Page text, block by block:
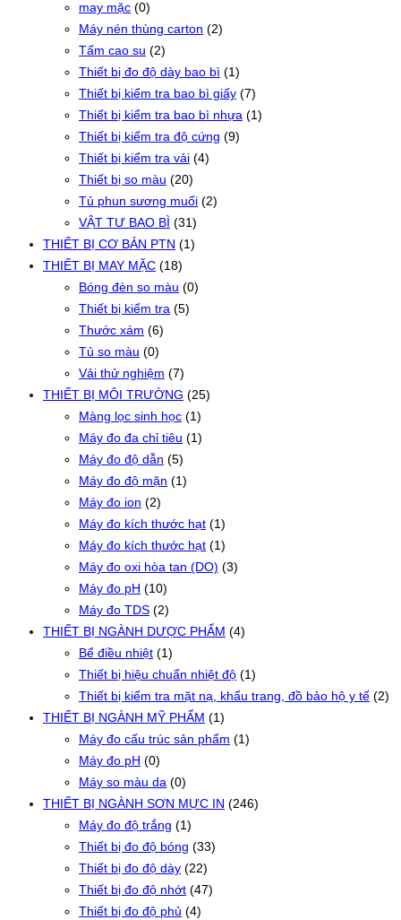
may mặc (0)
Máy nén thùng carton (2)
Tấm cao su (2)
Thiết bị đo độ dày bao bì (1)
Thiết bị kiểm tra bao bì giấy (7)
Thiết bị kiểm tra bao bì nhựa (1)
Thiết bị kiểm tra độ cứng (9)
Thiết bị kiểm tra vải (4)
Thiết bị so màu (20)
Tủ phun sương muối (2)
VẬT TƯ BAO BÌ (31)
THIẾT BỊ CƠ BẢN PTN (1)
THIẾT BỊ MAY MẶC (18)
Bóng đèn so màu (0)
Thiết bị kiểm tra (5)
Thước xám (6)
Tủ so màu (0)
Vải thử nghiệm (7)
THIẾT BỊ MÔI TRƯỜNG (25)
Màng lọc sinh học (1)
Máy đo đa chỉ tiêu (1)
Máy đo độ dẫn (5)
Máy đo độ mặn (1)
Máy đo ion (2)
Máy đo kích thước hạt (1)
Máy đo kích thước hạt (1)
Máy đo oxi hòa tan (DO) (3)
Máy đo pH (10)
Máy đo TDS (2)
THIẾT BỊ NGÀNH DƯỢC PHẨM (4)
Bể điều nhiệt (1)
Thiết bị hiệu chuẩn nhiệt độ (1)
Thiết bị kiểm tra mặt nạ, khẩu trang, đồ bảo hộ y tế (2)
THIẾT BỊ NGÀNH MỸ PHẨM (1)
Máy đo cấu trúc sản phẩm (1)
Máy đo pH (0)
Máy so màu da (0)
THIẾT BỊ NGÀNH SƠN MỰC IN (246)
Máy đo độ trắng (1)
Thiết bị đo độ bóng (33)
Thiết bị đo độ dày (22)
Thiết bị đo độ nhớt (47)
Thiết bị đo độ phủ (4)